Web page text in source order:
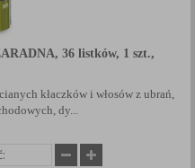
36 listków, 1 szt.,
kłaczków i włosów z ubrań,
dy...